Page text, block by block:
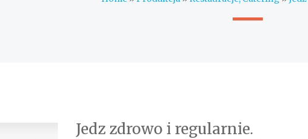
Jedz zdrowo i regularnie.